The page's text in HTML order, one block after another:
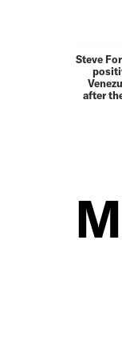
Steve
after